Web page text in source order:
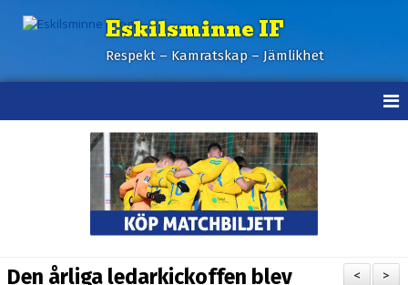
Eskilsminne IF
Respekt – Kamratskap – Jämlikhet
BILDER ESKILSCUPEN
>
<
Den årliga ledarkickoffen blev